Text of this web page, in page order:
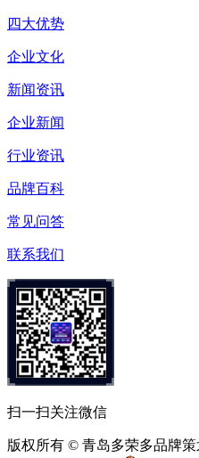
四大优势
企业文化
新闻资讯
企业新闻
行业资讯
品牌百科
常见问答
联系我们
扫一扫关注微信
版权所有 © 青岛多荣多品牌策